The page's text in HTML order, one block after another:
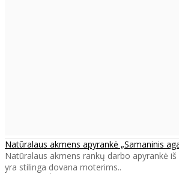
Natūralaus akmens apyrankė „Samaninis
Natūralaus akmens rankų darbo apyrankė
yra stilinga dovana moterims..